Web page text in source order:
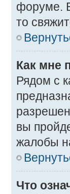
форуме.
то
Как мне
Рядом с
вы
жалобы
Что